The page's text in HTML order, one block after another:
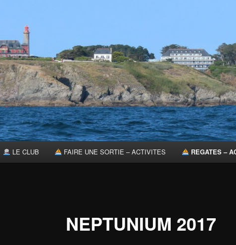
LE CLUB FAIRE UNE SORTIE – ACTIVITES REGATES –
NEPTUNIUM 2017